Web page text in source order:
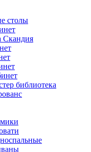
столы
Скандия
библиотека